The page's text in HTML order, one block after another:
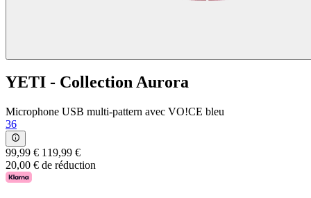
YETI - Collection Aurora
Microphone USB multi-pattern avec VO!CE bleu
36
99,99 € 119,99 €
20,00 € de réduction